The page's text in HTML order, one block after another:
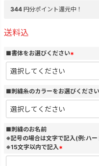
344 円分ポイント還元中！
送料込
■書体をお選びください
(
須
)
■刺繍糸のカラーをお選びください
■刺繍のお名前
※記号の場合は文字で記入(例:ハー
※15文字以内で記入
(